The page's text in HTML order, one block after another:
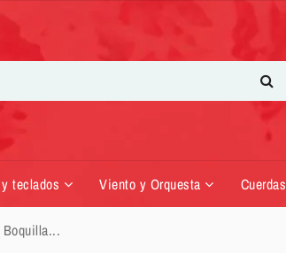
teclados Viento y Orquesta Cuerdas
Boquilla...